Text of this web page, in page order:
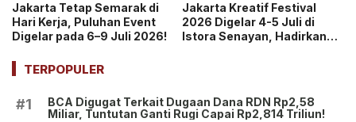
Jakarta Tetap Semarak di
Hari Kerja, Puluhan Event
Digelar pada 6–9 Juli 2026!
Jakarta Kreatif Festival
2026 Digelar 4-5 Juli di
Istora Senayan, Hadirkan
TERPOPULER
#1
BCA Digugat Terkait Dugaan Dana RDN Rp2,58
Miliar, Tuntutan Ganti Rugi Capai Rp2,814 Triliun!